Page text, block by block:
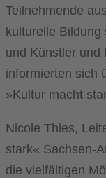
Teilnehmende
kulturelle Bildung
und Künstler und
informierten sich
»Kultur macht
Nicole Thies,
stark« Sachsen-
die vielfältigen